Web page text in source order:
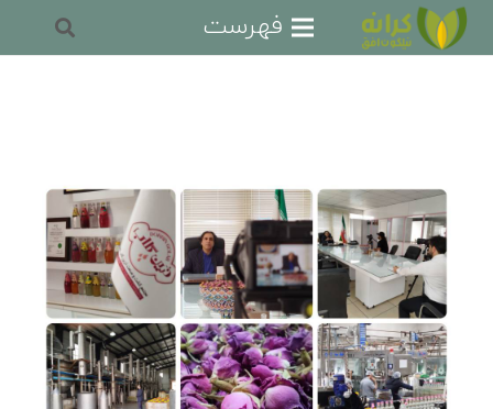
فهرست